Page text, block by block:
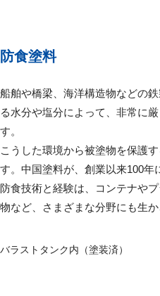
防食塗料
船舶や橋梁、海洋構造物などの
る水分や塩分によって、非常に
す。
こうした環境から被塗物を保護
す。中国塗料が、創業以来100年
防食技術と経験は、コンテナや
物など、さまざまな分野にも生か
バラストタンク内（塗装済）